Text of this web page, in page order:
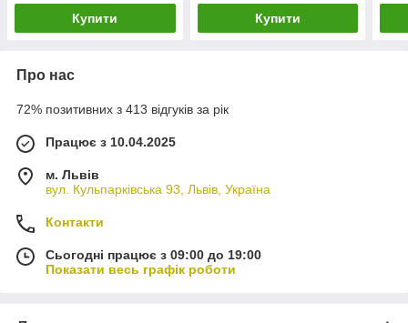
Купити Купити
Про нас
72% позитивних з 413 відгуків за рік
Працює з 10.04.2025
м. Львів
вул. Кульпарківська 93, Львів, Україна
Контакти
Сьогодні працює з 09:00 до 19:00
Показати весь графік роботи